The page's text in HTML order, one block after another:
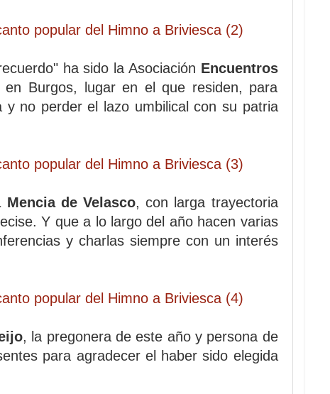
ha sido la Asociación Encuentros
Burgos, lugar en el que residen, para
no perder el lazo umbilical con su patria
Mencia de Velasco, con larga trayectoria
Y que a lo largo del año hacen varias
y charlas siempre con un interés
, la pregonera de este año y persona de
para agradecer el haber sido elegida